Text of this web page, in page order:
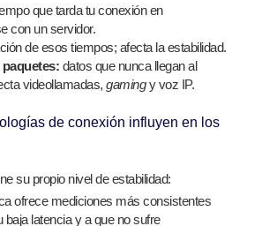
que tarda tu conexión en
con un servidor.
de esos tiempos; afecta la estabilidad.
datos que nunca llegan al
videollamadas, gamingy voz IP.
de conexión influyen en los
su propio nivel de estabilidad:
ofrece mediciones más consistentes
baja latencia y a que no sufre